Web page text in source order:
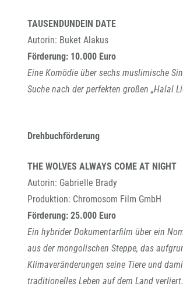
TAUSENDUNDEIN DATE
Autorin: Buket Alakus
Förderung: 10.000 Euro
Eine Komödie über sechs muslimische
Suche nach der perfekten großen „Halal
Drehbuchförderung
THE WOLVES ALWAYS COME AT NIGHT
Autorin: Gabrielle Brady
Produktion: Chromosom Film GmbH
Förderung: 25.000 Euro
Ein hybrider Dokumentarfilm über ein
aus der mongolischen Steppe, das
Klimaveränderungen seine Tiere und
traditionelles Leben auf dem Land verliert.